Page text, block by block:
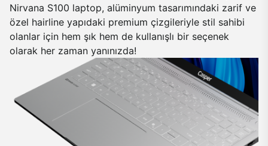
Nirvana S100 laptop, alüminyum tasarımındaki zarif ve
özel hairline yapıdaki premium çizgileriyle stil sahibi
olanlar için hem şık hem de kullanışlı bir seçenek
olarak her zaman yanınızda!